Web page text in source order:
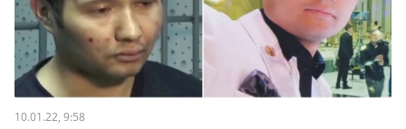
10.01.22, 9:58